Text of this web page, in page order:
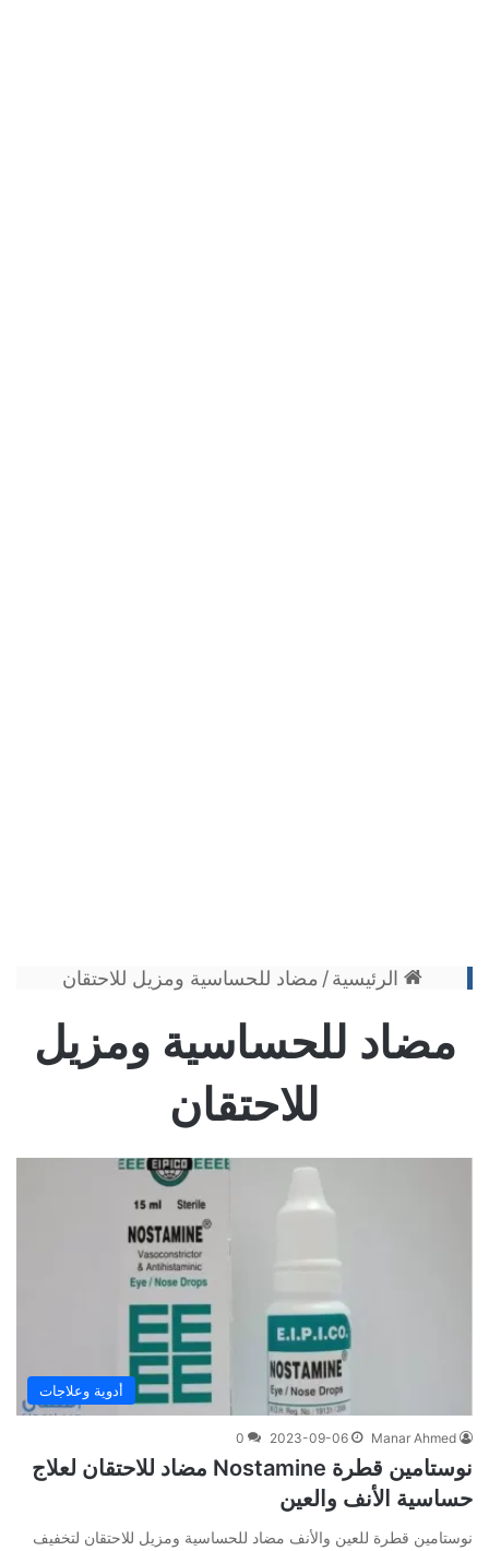
الرئيسية / مضاد للحساسية ومزيل للاحتقان
مضاد للحساسية ومزيل
للاحتقان
أدوية وعلاجات
Manar Ahmed
2023-09-06
0
نوستامين قطرة Nostamine مضاد للاحتقان لعلاج
حساسية الأنف والعين
نوستامين قطرة للعين والأنف مضاد للحساسية ومزيل للاحتقان لتخفيف